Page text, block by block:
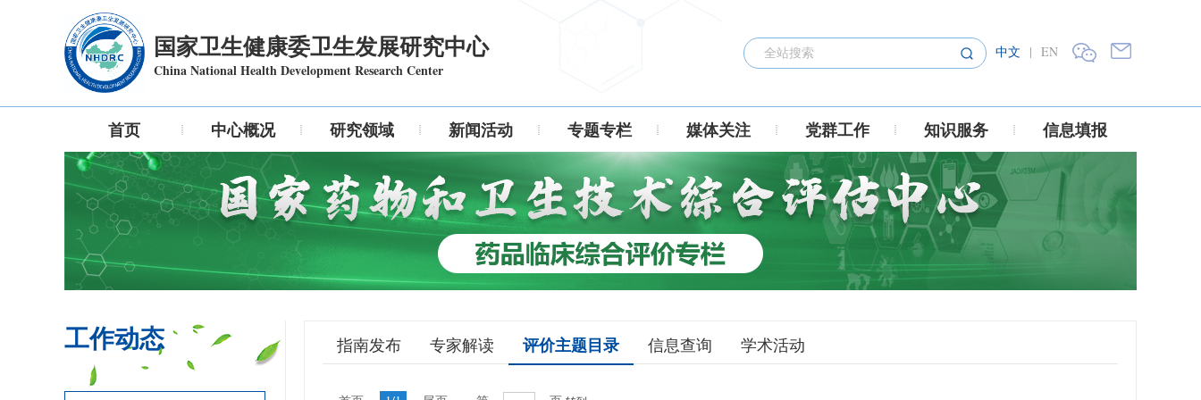
国家卫生健康委卫生发展研究中心
China National Health Development Research Center
中文 | EN
首页 中心概况 研究领域 新闻活动 专题专栏 媒体关注 党群工作 知识服务 信息填报
工作动态 指南发布 专家解读 评价主题目录 信息查询 学术活动